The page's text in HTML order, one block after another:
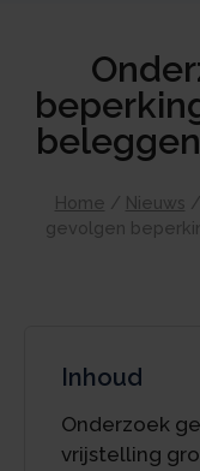
Home / Nieuws /
gevolgen
Inhoud
Onderzoek
vrijstelling